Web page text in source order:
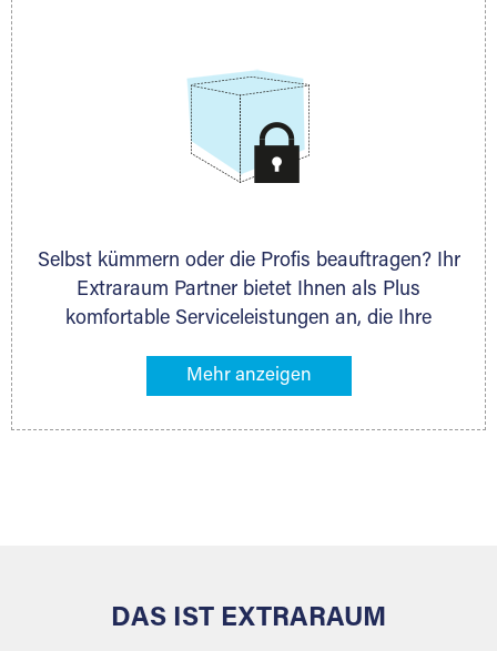
Selbst kümmern oder die Profis beauftragen? Ihr
Extraraum Partner bietet Ihnen als Plus
komfortable Serviceleistungen an, die Ihre
gehören z. B. Verpackungsservice, Lieferung von
Ihr Lagergut wird bei Ihrem Extraraum Partner
DAS IST EXTRARAUM